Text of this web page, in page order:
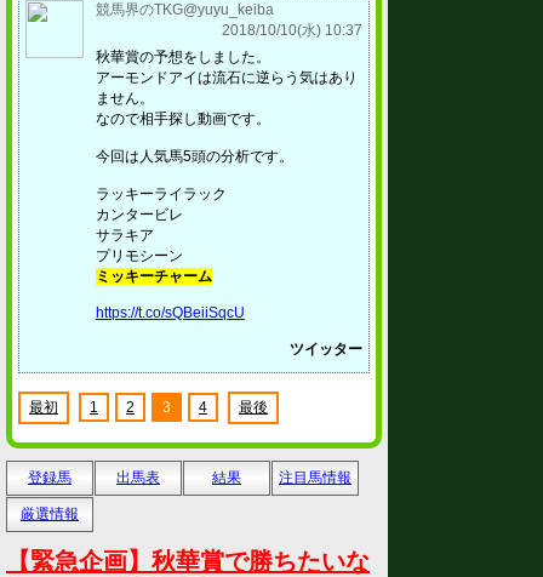
競馬界のTKG@yuyu_keiba
2018/10/10(水) 10:37
秋華賞の予想をしました。
アーモンドアイは流石に逆らう気はあり
ません。
なので相手探し動画です。
今回は人気馬5頭の分析です。
ラッキーライラック
カンタービレ
サラキア
プリモシーン
ミッキーチャーム
https://t.co/sQBeiiSqcU
ツイッター
最初 1 2 3 4 最後
登録馬 出馬表 結果 注目馬情報
厳選情報
【緊急企画】秋華賞で勝ちたいな